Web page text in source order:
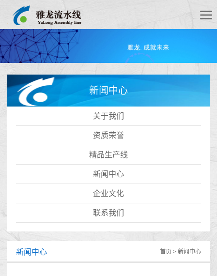
新闻中心
关于我们
资质荣誉
精品生产线
新闻中心
企业文化
联系我们
新闻中心 首页 > 新闻中心